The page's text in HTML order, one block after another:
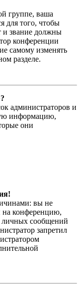
группе, ваша
для того, чтобы
и звание должны
конференции
самому изменять
разделе.
администраторов и
информацию,
они
вы не
на конференцию,
личных сообщений
запретил